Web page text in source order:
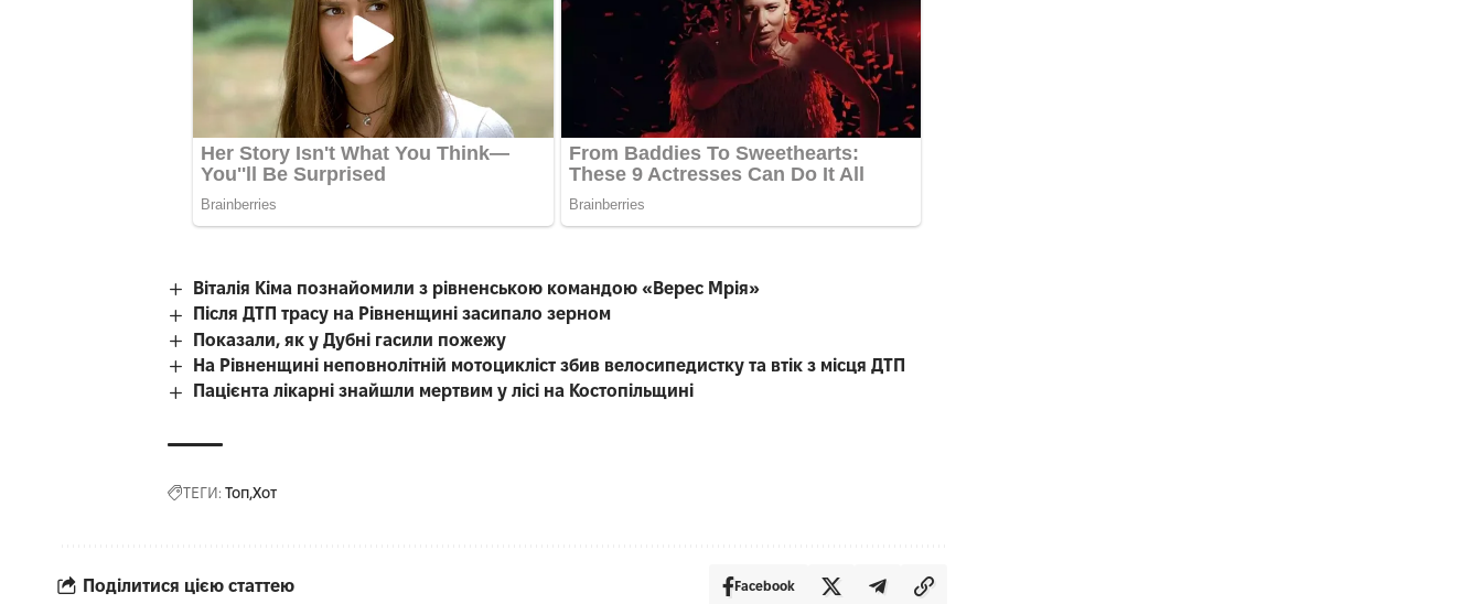
Віталія Кіма познайомили з рівненською командою «Верес Мрія»
Після ДТП трасу на Рівненщині засипало зерном
Показали, як у Дубні гасили пожежу
На Рівненщині неповнолітній мотоцикліст збив велосипедистку та втік з місця ДТП
Пацієнта лікарні знайшли мертвим у лісі на Костопільщині
ТЕГИ: ТопХот
Поділитися цією статтею Facebook